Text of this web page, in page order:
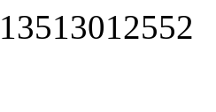
13513012552